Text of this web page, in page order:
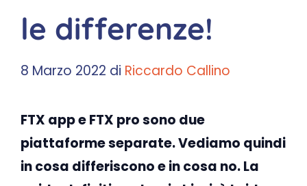
le differenze!
8 Marzo 2022 di Riccardo Callino
FTX app e FTX pro sono due
piattaforme separate. Vediamo quindi
in cosa differiscono e in cosa no. La